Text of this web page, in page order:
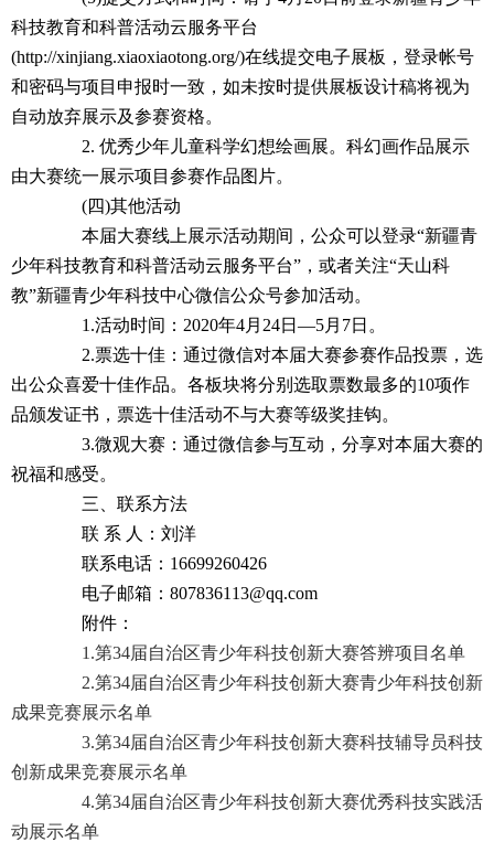
科技教育和科普活动云服务平台
(http://xinjiang.xiaoxiaotong.org/)在线提交电子展板，登录帐号
和密码与项目申报时一致，如未按时提供展板设计稿将视为
自动放弃展示及参赛资格。
2. 优秀少年儿童科学幻想绘画展。科幻画作品展示
由大赛统一展示项目参赛作品图片。
(四)其他活动
本届大赛线上展示活动期间，公众可以登录“新疆青
少年科技教育和科普活动云服务平台”，或者关注“天山科
教”新疆青少年科技中心微信公众号参加活动。
1.活动时间：2020年4月24日—5月7日。
2.票选十佳：通过微信对本届大赛参赛作品投票，选
出公众喜爱十佳作品。各板块将分别选取票数最多的10项作
品颁发证书，票选十佳活动不与大赛等级奖挂钩。
3.微观大赛：通过微信参与互动，分享对本届大赛的
祝福和感受。
三、联系方法
联 系 人：刘洋
联系电话：16699260426
电子邮箱：807836113@qq.com
附件：
1.第34届自治区青少年科技创新大赛答辨项目名单
2.第34届自治区青少年科技创新大赛青少年科技创新
成果竞赛展示名单
3.第34届自治区青少年科技创新大赛科技辅导员科技
创新成果竞赛展示名单
4.第34届自治区青少年科技创新大赛优秀科技实践活
动展示名单